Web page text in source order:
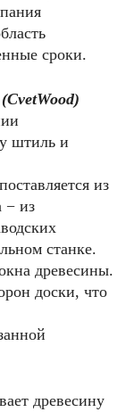
сроки.
штиль и
из
− из
станке.
древесины.
доски, что
древесину